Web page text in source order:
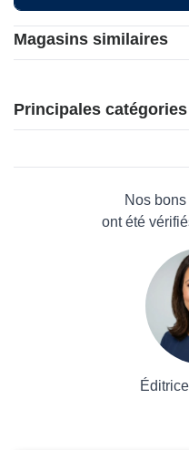
Magasins similaires
Animojo
Wonder Artwork
Eleanos Gallery
Principales catégories
Maison & JardinNos
ont été